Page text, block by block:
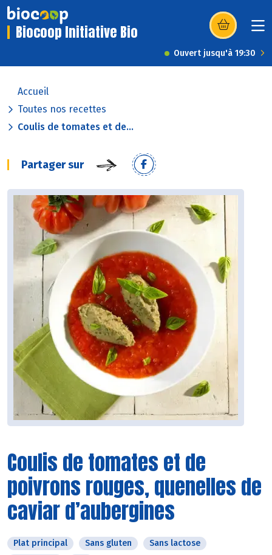
Biocoop Initiative Bio (s’ouvre dans
Ouvert jusqu'à 19:30
Accueil
Toutes nos recettes
Coulis de tomates et de...
Partager sur
Coulis de tomates et de
poivrons rouges, quenelles de
caviar d’aubergines
Plat principal Sans gluten
Sans lactose